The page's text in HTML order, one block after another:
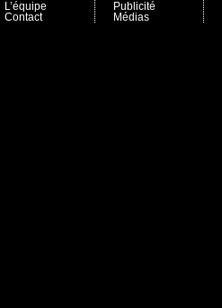
L’équipe
Contact
Publicité
Médias